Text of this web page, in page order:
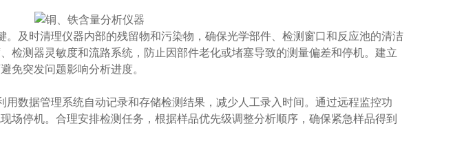
及时清理仪器内部的残留物和污染物，确保光学部件、检测窗口和反应池的清洁
检测器灵敏度和流路系统，防止因部件老化或堵塞导致的测量偏差和停机。建立
免突发问题影响分析进度。
数据管理系统自动记录和存储检测结果，减少人工录入时间。通过远程监控功
场停机。合理安排检测任务，根据样品优先级调整分析顺序，确保紧急样品得到